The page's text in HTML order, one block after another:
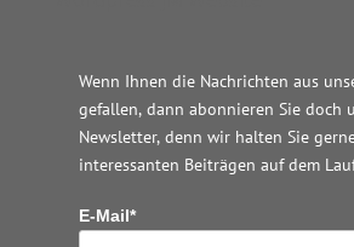
Wenn Ihnen die Nachrichten aus
gefallen, dann abonnieren Sie doch
Newsletter, denn wir halten Sie
interessanten Beiträgen auf dem
E-Mail*